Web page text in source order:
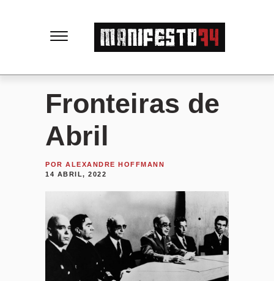
M
a
n
i
f
e
s
t
Fronteiras de
Abril
POR ALEXANDRE HOFFMANN
14 ABRIL, 2022